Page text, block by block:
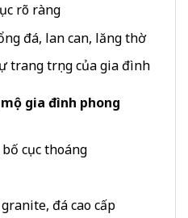
rõ ràng
đá, lan can, lăng thờ
trang trọng của gia đình
gia đình phong
cục thoáng
đá cao cấp